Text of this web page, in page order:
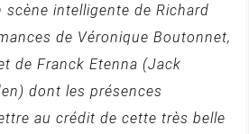
scène intelligente de Richard
de Véronique Boutonnet,
de Franck Etenna (Jack
dont les présences
au crédit de cette très belle